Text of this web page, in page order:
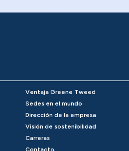
Ventaja Greene Tweed
Sedes en el mundo
Dirección de la empresa
Visión de sostenibilidad
Carreras